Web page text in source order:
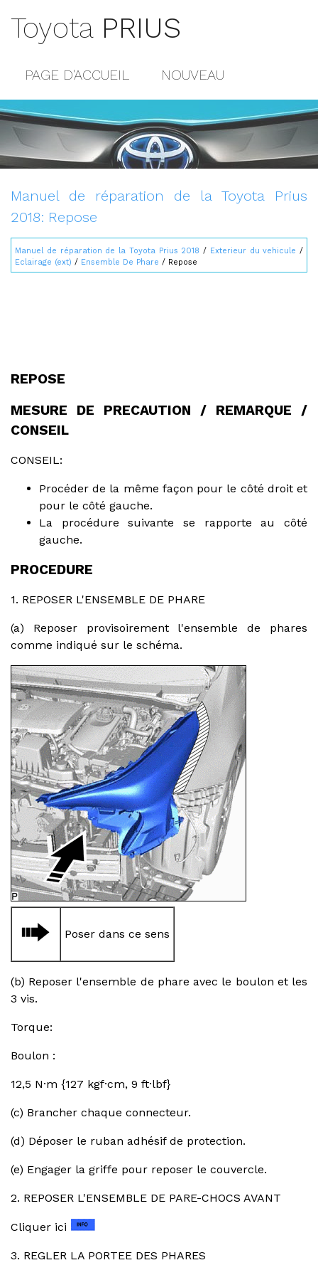
Toyota PRIUS
PAGE D'ACCUEIL NOUVEAU
POPULAIRE
CONTACTS
Manuel de réparation de la Toyota Prius
2018: Repose
Manuel de réparation de la Toyota Prius 2018 / Exterieur du vehicule /
Eclairage (ext) / Ensemble De Phare / Repose
REPOSE
MESURE DE PRECAUTION / REMARQUE /
CONSEIL
CONSEIL:
Procéder de la même façon pour le côté droit et
pour le côté gauche.
La procédure suivante se rapporte au côté
gauche.
PROCEDURE
1. REPOSER L'ENSEMBLE DE PHARE
(a) Reposer provisoirement l'ensemble de phares
comme indiqué sur le schéma.
Poser dans ce sens
(b) Reposer l'ensemble de phare avec le boulon et les
3 vis.
Torque:
Boulon :
12,5 N·m {127 kgf·cm, 9 ft·lbf}
(c) Brancher chaque connecteur.
(d) Déposer le ruban adhésif de protection.
(e) Engager la griffe pour reposer le couvercle.
2. REPOSER L'ENSEMBLE DE PARE-CHOCS AVANT
Cliquer ici
3. REGLER LA PORTEE DES PHARES